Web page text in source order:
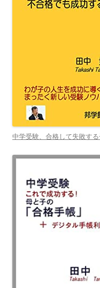
中学受験、合格して失敗す